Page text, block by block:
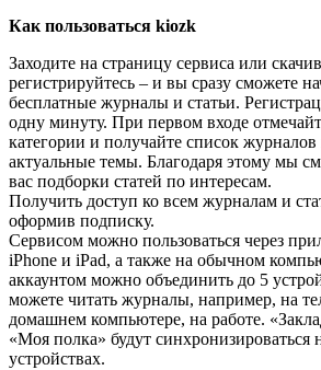
Как пользоваться kiozk
Заходите на страницу сервиса или
регистрируйтесь – и вы сразу сможете
бесплатные журналы и статьи.
одну минуту. При первом входе
категории и получайте список журналов
актуальные темы. Благодаря этому мы
вас подборки статей по интересам.
Получить доступ ко всем журналам и
оформив подписку.
Сервисом можно пользоваться через
iPhone и iPad, а также на обычном
аккаунтом можно объединить до 5
можете читать журналы, например, на
домашнем компьютере, на работе.
«Моя полка» будут синхронизироваться
устройствах.